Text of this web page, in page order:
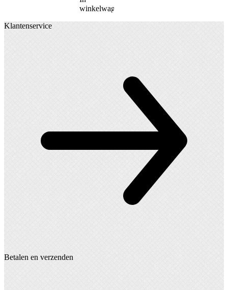
winkelwagen
Klantenservice
Betalen en verzenden